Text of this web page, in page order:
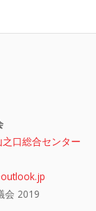
口総合センター
会 2019